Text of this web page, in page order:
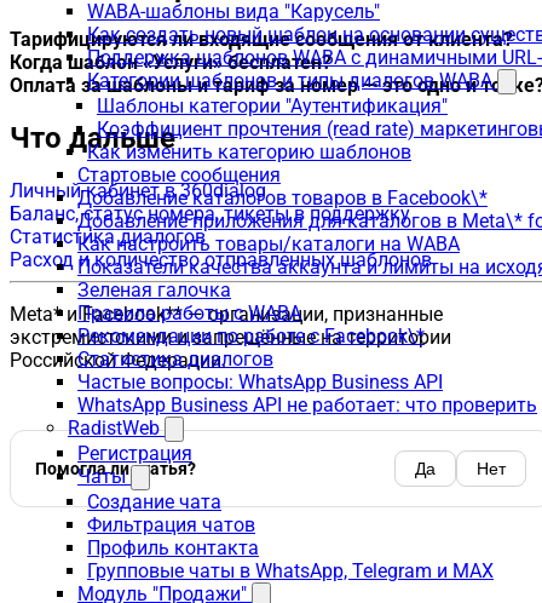
WABA-шаблоны вида "Карусель"
Как создать новый шаблон на основании
Поддержка шаблонов WABA с динамичными
Категории шаблонов и типы диалогов WABA
Шаблоны категории "Аутентификация"
Коэффициент прочтения (read rate)
Как изменить категорию шаблонов
Стартовые сообщения
Добавление каталогов товаров в Facebook\*
Добавление приложения для каталогов в Meta\*
Как настроить товары/каталоги на WABA
Показатели качества аккаунта и лимиты на
Зеленая галочка
Правила работы с WABA
Рекомендации по работе с Facebook\*
Статистика диалогов
Частые вопросы: WhatsApp Business API
WhatsApp Business API не работает: что проверить
RadistWeb
Регистрация
Чаты
Создание чата
Фильтрация чатов
Профиль контакта
Групповые чаты в WhatsApp, Telegram и MAX
Модуль "Продажи"
Тарифицируются ли входящие сообщения от клиента?
Когда шаблон «Услуги» бесплатен?
Оплата за шаблоны и тариф за номер — это одно и то
Что дальше
Личный кабинет в 360dialog
Баланс, статус номера, тикеты в поддержку
Статистика диалогов
Расход и количество отправленных шаблонов
Meta* и Facebook** — организации, признанные
экстремистскими и запрещённые на территории
Российской Федерации.
Помогла ли статья? Да Нет